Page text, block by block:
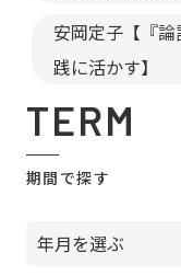
安岡定子【『
践に活かす】
TERM
期間で探す
年月を選ぶ